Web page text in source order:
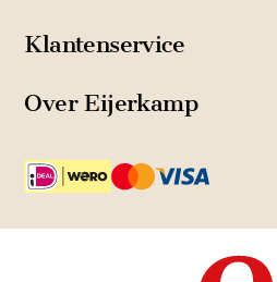
Klantenservice
Over Eijerkamp